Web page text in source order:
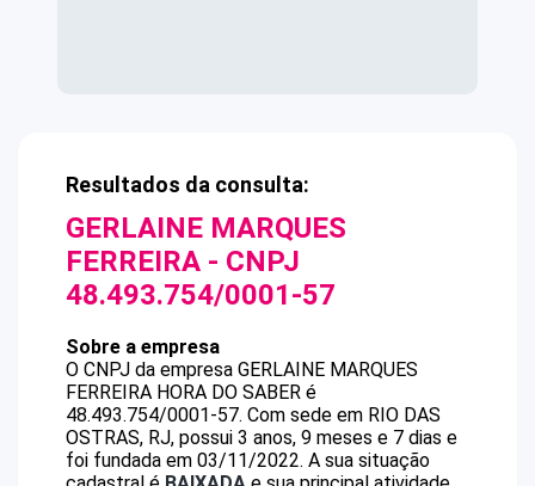
Resultados da consulta:
GERLAINE MARQUES
FERREIRA - CNPJ
48.493.754/0001-57
Sobre a empresa
O CNPJ da empresa GERLAINE MARQUES
FERREIRA HORA DO SABER é
48.493.754/0001-57. Com sede em RIO DAS
OSTRAS, RJ, possui 3 anos, 9 meses e 7 dias e
foi fundada em 03/11/2022. A sua situação